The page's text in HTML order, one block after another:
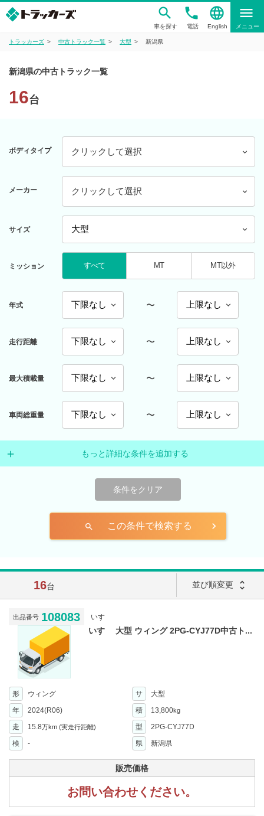
車を探す
phone
電話
language
English
menu
メニュー
トラッカーズ 中古トラック一覧 大型 新潟県
新潟県の中古トラック一覧
16台
ボディタイプ クリックして選択
メーカー クリックして選択
サイズ
ミッション すべて MT MT以外
年式 〜
走行距離 〜
最大積載量 〜
車両総重量 〜
もっと詳細な条件を追加する
条件をクリア
search この条件で検索する
16台 並び順変更 unfold_more
出品番号 108083 いすゞ
いすゞ 大型 ウィング 2PG-CYJ77D中古ト...
形 ウィング サ
大型
年
2024(R06) 積 13,800kg
走 15.8万km (実走行距離) 型
2PG-CYJ77D
検
- 県 新潟県
販売価格
お問い合わせください。